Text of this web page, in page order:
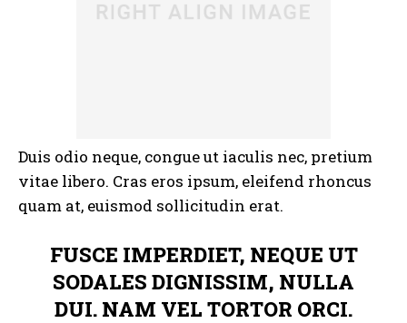
Duis odio neque, congue ut iaculis nec, pretium
vitae libero. Cras eros ipsum, eleifend rhoncus
quam at, euismod sollicitudin erat.
FUSCE IMPERDIET, NEQUE UT
SODALES DIGNISSIM, NULLA
DUI. NAM VEL TORTOR ORCI.